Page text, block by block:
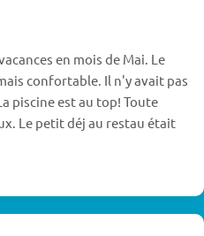
en mois de Mai. Le
confortable. Il n'y avait pas
piscine est au top! Toute
Le petit déj au restau était